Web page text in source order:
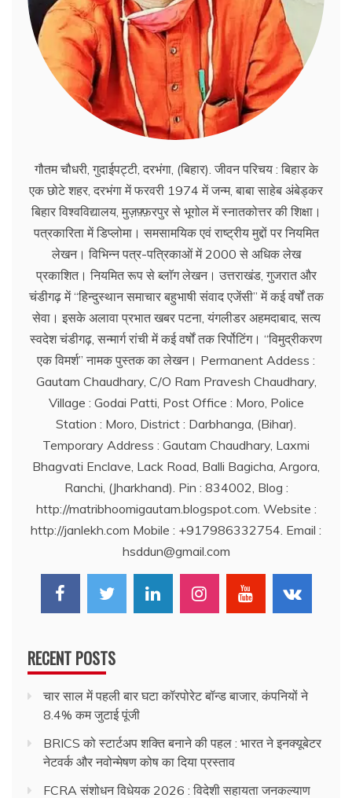
गौतम चौधरी, गुदाईपट्टी, दरभंगा, (बिहार). जीवन परिचय : बिहार के
एक छोटे शहर, दरभंगा में फरवरी 1974 में जन्म, बाबा साहेब अंबेड्कर
बिहार विश्वविद्यालय, मुज़फ़्फ़रपुर से भूगोल में स्नातकोत्तर की शिक्षा।
पत्रकारिता में डिप्लोमा। समसामयिक एवं राष्ट्रीय मुद्दों पर नियमित
लेखन। विभिन्न पत्र-पत्रिकाओं में 2000 से अधिक लेख
प्रकाशित। नियमित रूप से ब्लाॅग लेखन। उत्तराखंड, गुजरात और
चंडीगढ़ में ‘‘हिन्दुस्थान समाचार बहुभाषी संवाद एजेंसी’’ में कई वर्षों तक
सेवा। इसके अलावा प्रभात खबर पटना, यंगलीडर अहमदाबाद, सत्य
स्वदेश चंडीगढ़, सन्मार्ग रांची में कई वर्षों तक रिर्पोटिंग। ‘‘विमुद्रीकरण
एक विमर्श’’ नामक पुस्तक का लेखन। Permanent Addess :
Gautam Chaudhary, C/O Ram Pravesh Chaudhary,
Village : Godai Patti, Post Office : Moro, Police
Station : Moro, District : Darbhanga, (Bihar).
Temporary Address : Gautam Chaudhary, Laxmi
Bhagvati Enclave, Lack Road, Balli Bagicha, Argora,
Ranchi, (Jharkhand). Pin : 834002, Blog :
http://matribhoomigautam.blogspot.com. Website :
http://janlekh.com Mobile : +917986332754. Email :
hsddun@gmail.com
RECENT POSTS
चार साल में पहली बार घटा कॉरपोरेट बॉन्ड बाजार, कंपनियों ने
8.4% कम जुटाई पूंजी
BRICS को स्टार्टअप शक्ति बनाने की पहल : भारत ने इनक्यूबेटर
नेटवर्क और नवोन्मेषण कोष का दिया प्रस्ताव
FCRA संशोधन विधेयक 2026 : विदेशी सहायता जनकल्याण